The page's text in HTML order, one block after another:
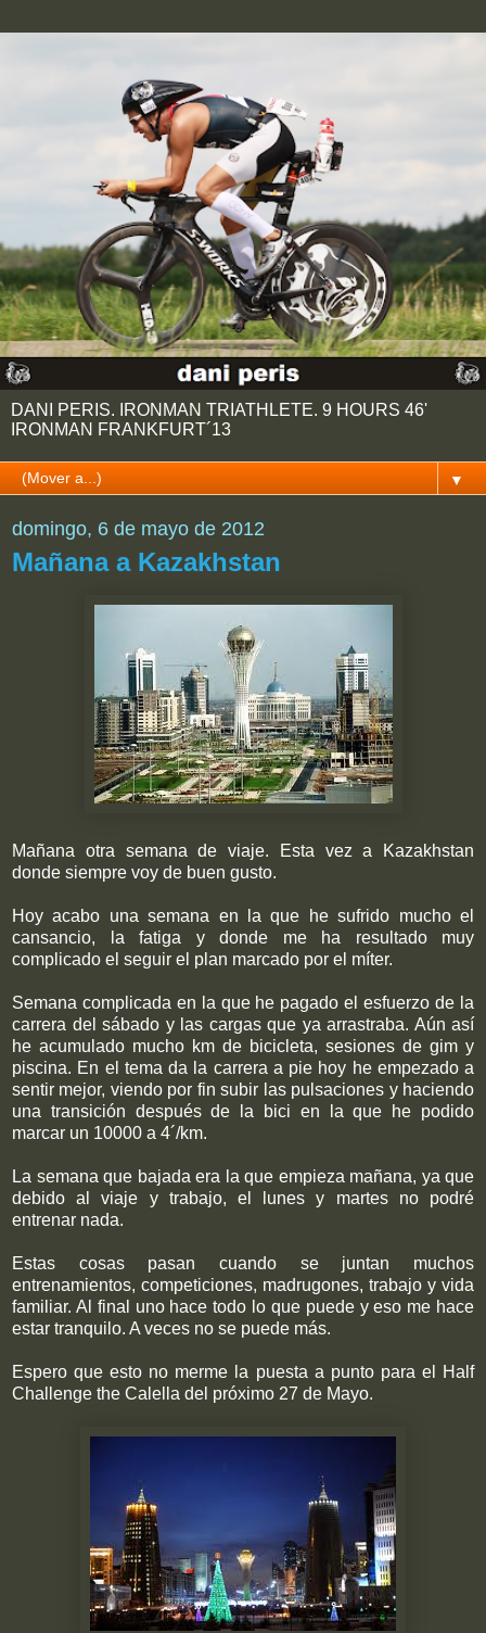
DANI PERIS. IRONMAN TRIATHLETE. 9 HOURS 46'
IRONMAN FRANKFURT´13
▼
domingo, 6 de mayo de 2012
Mañana a Kazakhstan
Mañana otra semana de viaje. Esta vez a Kazakhstan
donde siempre voy de buen gusto.
Hoy acabo una semana en la que he sufrido mucho el
cansancio, la fatiga y donde me ha resultado muy
complicado el seguir el plan marcado por el míter.
Semana complicada en la que he pagado el esfuerzo de la
carrera del sábado y las cargas que ya arrastraba. Aún así
he acumulado mucho km de bicicleta, sesiones de gim y
piscina. En el tema da la carrera a pie hoy he empezado a
sentir mejor, viendo por fin subir las pulsaciones y haciendo
una transición después de la bici en la que he podido
marcar un 10000 a 4´/km.
La semana que bajada era la que empieza mañana, ya que
debido al viaje y trabajo, el lunes y martes no podré
entrenar nada.
Estas cosas pasan cuando se juntan muchos
entrenamientos, competiciones, madrugones, trabajo y vida
familiar. Al final uno hace todo lo que puede y eso me hace
estar tranquilo. A veces no se puede más.
Espero que esto no merme la puesta a punto para el Half
Challenge the Calella del próximo 27 de Mayo.